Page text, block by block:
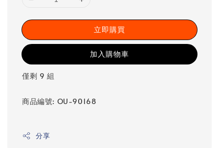
立即購買
加入購物車
僅剩 9 組
商品編號: OU-90168
分享